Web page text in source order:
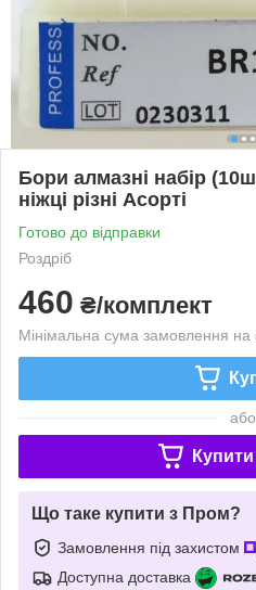
Бори алмазні набір
ніжці різні Асорті
Готово до відправки
Роздріб
460 ₴/комплект
Мінімальна сума замовлення
або
Купити
Що таке купити з Пром?
Замовлення під захистом
Доступна доставка